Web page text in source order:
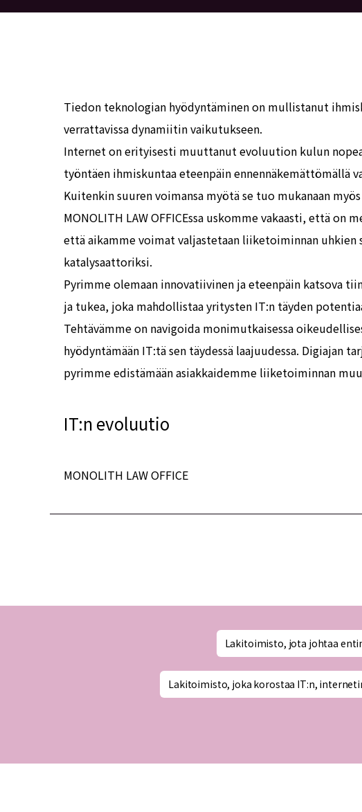
Tiedon teknologian hyödyntäminen on mullistanut
verrattavissa dynamiitin vaikutukseen.
Internet on erityisesti muuttanut evoluution kulun
työntäen ihmiskuntaa eteenpäin ennennäkemättömällä
Kuitenkin suuren voimansa myötä se tuo mukanaan
MONOLITH LAW OFFICEssa uskomme vakaasti, että on
että aikamme voimat valjastetaan liiketoiminnan uhkien
katalysaattoriksi.
Pyrimme olemaan innovatiivinen ja eteenpäin katsova
ja tukea, joka mahdollistaa yritysten IT:n täyden
Tehtävämme on navigoida monimutkaisessa
hyödyntämään IT:tä sen täydessä laajuudessa. Digiajan
pyrimme edistämään asiakkaidemme liiketoiminnan
IT:n evoluutio
MONOLITH LAW OFFICE
Lakitoimisto, jota johtaa
Lakitoimisto, joka korostaa IT:n,